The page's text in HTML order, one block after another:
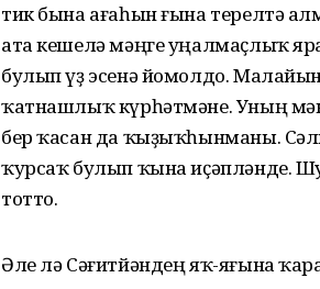
тик бына ағаһын ғына терелтә
ата кешелә мәңге уңалмаҫлыҡ
булып үҙ эсенә йомолдо.
ҡатнашлыҡ күрһәтмәне. Уның
бер ҡасан да ҡыҙыҡһынманы.
ҡурсаҡ булып ҡына иҫәпләнде.
тотто.
Әле лә Сәғитйәндең яҡ-яғына